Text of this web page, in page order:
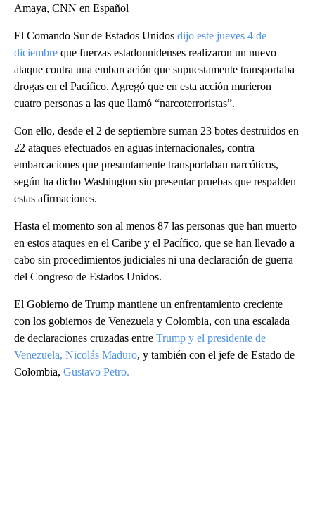
Amaya, CNN en Español
El Comando Sur de Estados Unidos dijo este jueves 4 de
diciembre que fuerzas estadounidenses realizaron un nuevo
ataque contra una embarcación que supuestamente transportaba
drogas en el Pacífico. Agregó que en esta acción murieron
cuatro personas a las que llamó “narcoterroristas”.
Con ello, desde el 2 de septiembre suman 23 botes destruidos en
22 ataques efectuados en aguas internacionales, contra
embarcaciones que presuntamente transportaban narcóticos,
según ha dicho Washington sin presentar pruebas que respalden
estas afirmaciones.
Hasta el momento son al menos 87 las personas que han muerto
en estos ataques en el Caribe y el Pacífico, que se han llevado a
cabo sin procedimientos judiciales ni una declaración de guerra
del Congreso de Estados Unidos.
El Gobierno de Trump mantiene un enfrentamiento creciente
con los gobiernos de Venezuela y Colombia, con una escalada
de declaraciones cruzadas entre Trump y el presidente de
Venezuela, Nicolás Maduro, y también con el jefe de Estado de
Colombia, Gustavo Petro.